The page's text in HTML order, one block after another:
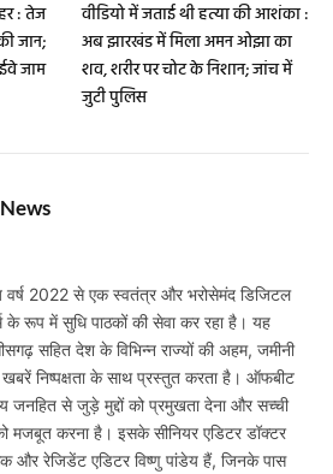
: तेज
जान;
जाम
वीडियो में जताई थी हत्या की आशंका :
अब झारखंड में मिला अमन ओझा का
शव, शरीर पर चोट के निशान; जांच में
जुटी पुलिस
2022 से एक स्वतंत्र और भरोसेमंद डिजिटल
के रूप में सुधि पाठकों की सेवा कर रहा है। यह
सहित देश के विभिन्न राज्यों की अहम, जमीनी
निष्पक्षता के साथ प्रस्तुत करता है। ऑफबीट
जनहित से जुड़े मुद्दों को प्रमुखता देना और सच्ची
मजबूत करना है। इसके सीनियर एडिटर डॉक्टर
और रेजिडेंट एडिटर विष्णु पांडेय हैं, जिनके पास